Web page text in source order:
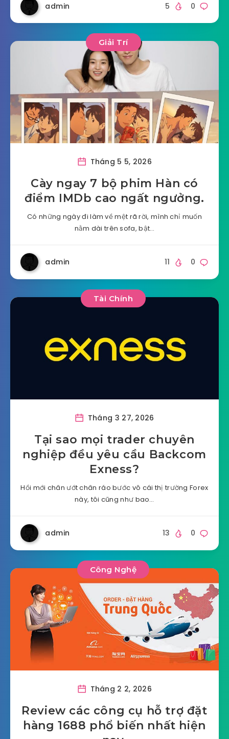
admin 0
5
Giải Trí
Tháng 5 5, 2026
Cày ngay 7 bộ phim Hàn có
điểm IMDb cao ngất ngưởng.
Có những ngày đi làm về mệt rã rời, mình chỉ muốn
nằm dài trên sofa, bật…
admin 0
11
Tài Chính
Tháng 3 27, 2026
Tại sao mọi trader chuyên
nghiệp đều yêu cầu Backcom
Exness?
Hồi mới chân ướt chân ráo bước vô cái thị trường Forex
này, tôi cũng như bao…
admin 0
13
Công Nghệ
Tháng 2 2, 2026
Review các công cụ hỗ trợ đặt
hàng 1688 phổ biến nhất hiện